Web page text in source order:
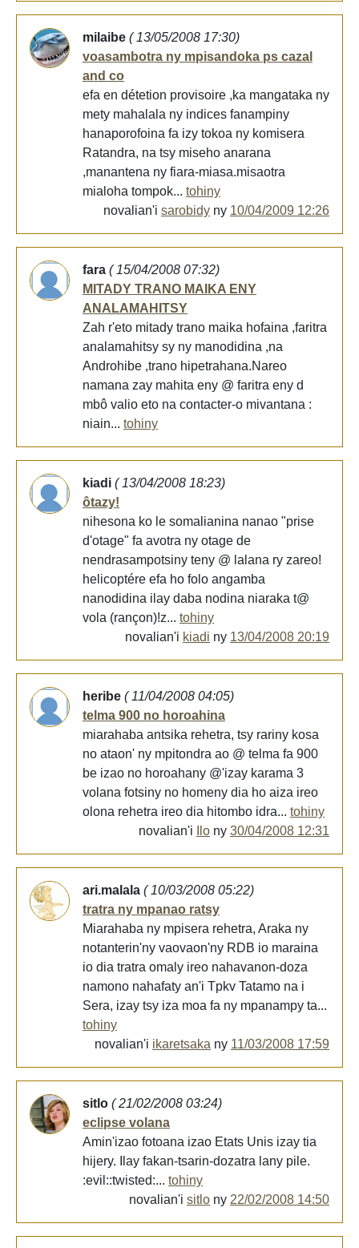
milaibe ( 13/05/2008 17:30)
voasambotra ny mpisandoka ps cazal
and co
efa en détetion provisoire ,ka mangataka ny
mety mahalala ny indices fanampiny
hanaporofoina fa izy tokoa ny komisera
Ratandra, na tsy miseho anarana
,manantena ny fiara-miasa.misaotra
mialoha tompok... tohiny
novalian'i sarobidy ny 10/04/2009 12:26
fara ( 15/04/2008 07:32)
MITADY TRANO MAIKA ENY
ANALAMAHITSY
Zah r'eto mitady trano maika hofaina ,faritra
analamahitsy sy ny manodidina ,na
Androhibe ,trano hipetrahana.Nareo
namana zay mahita eny @ faritra eny d
mbô valio eto na contacter-o mivantana :
niain... tohiny
kiadi ( 13/04/2008 18:23)
ôtazy!
nihesona ko le somalianina nanao "prise
d'otage" fa avotra ny otage de
nendrasampotsiny teny @ lalana ry zareo!
helicoptére efa ho folo angamba
nanodidina ilay daba nodina niaraka t@
vola (rançon)!z... tohiny
novalian'i kiadi ny 13/04/2008 20:19
heribe ( 11/04/2008 04:05)
telma 900 no horoahina
miarahaba antsika rehetra, tsy rariny kosa
no ataon' ny mpitondra ao @ telma fa 900
be izao no horoahany @'izay karama 3
volana fotsiny no homeny dia ho aiza ireo
olona rehetra ireo dia hitombo idra... tohiny
novalian'i
Ilo ny 30/04/2008 12:31
ari.malala ( 10/03/2008 05:22)
tratra ny mpanao ratsy
Miarahaba ny mpisera rehetra, Araka ny
notanterin'ny vaovaon'ny RDB io maraina
io dia tratra omaly ireo nahavanon-doza
namono nahafaty an'i Tpkv Tatamo na i
Sera, izay tsy iza moa fa ny mpanampy ta...
tohiny
novalian'i ikaretsaka ny 11/03/2008 17:59
sitlo ( 21/02/2008 03:24)
eclipse volana
Amin'izao fotoana izao Etats Unis izay tia
hijery. Ilay fakan-tsarin-dozatra lany pile.
:evil::twisted:... tohiny
novalian'i sitlo ny 22/02/2008 14:50